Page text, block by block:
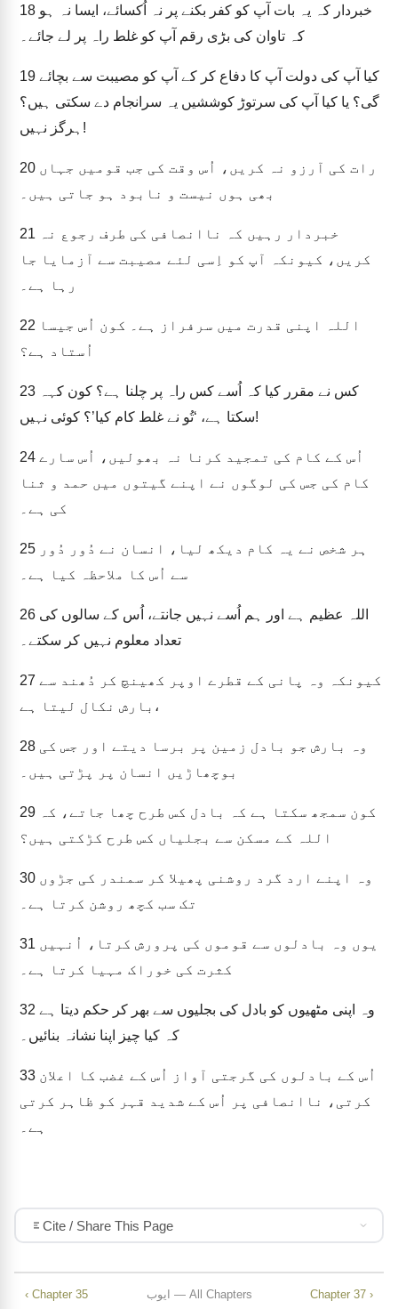
18
کہ تاوان کی بڑی رقم آپ کو غلط راہ پر لے جائے۔
19
گی؟ یا کیا آپ کی سرتوڑ کوششیں یہ سرانجام دے سکتی ہیں؟
ہرگز نہیں!
20
بھی ہوں نیست و نابود ہو جاتی ہیں۔
21
کریں، کیونکہ آپ کو اِسی لئے مصیبت سے آزمایا جا
رہا ہے۔
22
اُستاد ہے؟
23
سکتا ہے، ‘تُو نے غلط کام کیا’؟ کوئی نہیں!
24
کام کی جس کی لوگوں نے اپنے گیتوں میں حمد و ثنا
کی ہے۔
25
سے اُس کا ملاحظہ کیا ہے۔
26
تعداد معلوم نہیں کر سکتے۔
27
بارش نکال لیتا ہے،
28
بوچھاڑیں انسان پر پڑتی ہیں۔
29
اللہ کے مسکن سے بجلیاں کس طرح کڑکتی ہیں؟
30
تک سب کچھ روشن کرتا ہے۔
31
کثرت کی خوراک مہیا کرتا ہے۔
32
کہ کیا چیز اپنا نشانہ بنائیں۔
33
کرتی، ناانصافی پر اُس کے شدید قہر کو ظاہر کرتی
ہے۔
Cite / Share This Page
‹ Chapter 35 ایوب — All Chapters Chapter 37 ›